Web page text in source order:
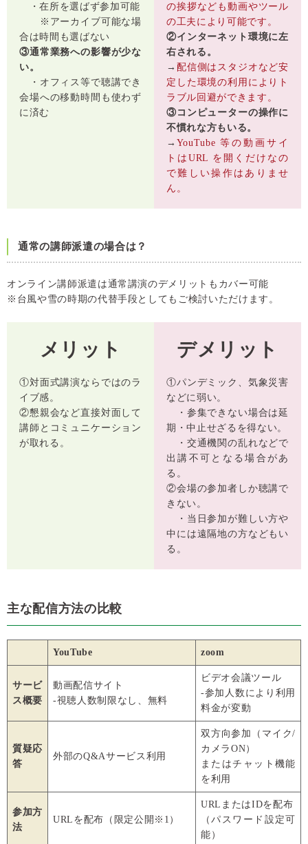
・在所を選ばず参加可能
※アーカイブ可能な場
合は時間も選ばない
③通常業務への影響が少な
い。
・オフィス等で聴講でき
会場への移動時間も使わず
に済む
の挨拶なども動画やツール
の工夫により可能です。
②インターネット環境に左
右される。
→ 配信側はスタジオなど安
定した環境の利用によりト
ラブル回避ができます。
③コンピューターの操作に
不慣れな方もいる。
→ YouTube 等の動画サイ
トはURL を開くだけなの
で難しい操作はありませ
ん。
通常の講師派遣の場合は？
オンライン講師派遣は通常講演のデメリットもカバー可能
※台風や雪の時期の代替手段としてもご検討いただけます。
メリット
①対面式講演ならではのラ
イブ感。
②懇親会など直接対面して
講師とコミュニケーション
が取れる。
デメリット
①パンデミック、気象災害
などに弱い。
・参集できない場合は延
期・中止せざるを得ない。
・交通機関の乱れなどで
出講不可となる場合があ
る。
②会場の参加者しか聴講で
きない。
・当日参加が難しい方や
中には遠隔地の方などもい
る。
主な配信方法の比較
YouTube zoom
サービ
ス概要
動画配信サイト
-視聴人数制限なし、無料
ビデオ会議ツール
-参加人数により利用
料金が変動
質疑応
答
外部のQ&Aサービス利用
双方向参加（マイク/
カメラON）
またはチャット機能
を利用
参加方
法
URLを配布（限定公開※1）
URLまたはIDを配布
（パスワード設定可
能）